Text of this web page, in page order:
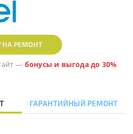
НА РЕМОНТ
— бонусы и выгода до 30%
ГАРАНТИЙНЫЙ РЕМОНТ